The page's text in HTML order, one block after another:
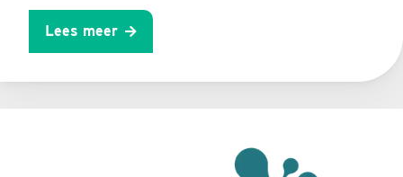
Lees meer